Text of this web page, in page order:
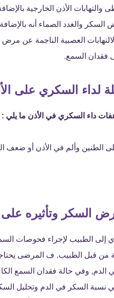
الأذن الخارجية
والغدد الصماء أنه
الالتهابات العصبية الناجمة
فقدان السمع.
لداء السكري على
داء السكري في الأذن ما يلي :
الطنين وألم في الأذن أو
السكر وتأثيره على
الطبيب لإجراء فحوصات
من قبل الطبيب. ف المرضى
وفي حالة فقدان السمع